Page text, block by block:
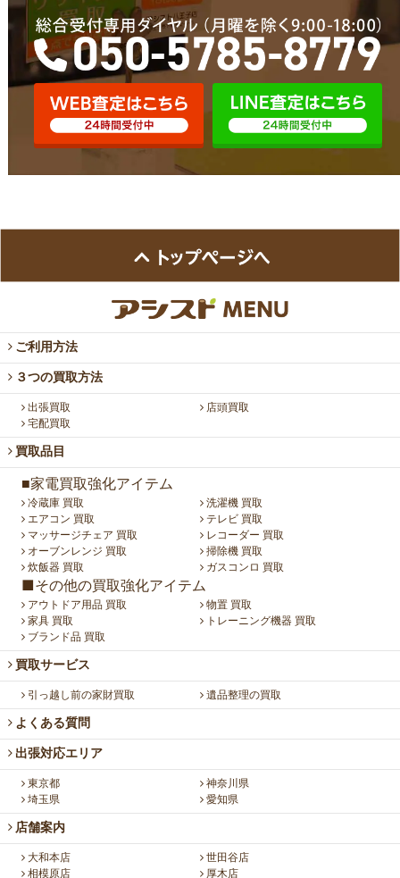
ご利用方法
３つの買取方法
出張買取
店頭買取
宅配買取
買取品目
■家電買取強化アイテム
冷蔵庫 買取
洗濯機 買取
エアコン 買取
テレビ 買取
マッサージチェア 買取
レコーダー 買取
オーブンレンジ 買取
掃除機 買取
炊飯器 買取
ガスコンロ 買取
■その他の買取強化アイテム
アウトドア用品 買取
物置 買取
家具 買取
トレーニング機器 買取
ブランド品 買取
買取サービス
引っ越し前の家財買取 遺品整理の買取
よくある質問
出張対応エリア
東京都
神奈川県
埼玉県
愛知県
店舗案内
大和本店
世田谷店
相模原店
厚木店